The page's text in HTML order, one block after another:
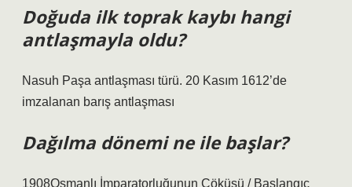
Doğuda ilk toprak kaybı hangi
antlaşmayla oldu?
Nasuh Paşa antlaşması türü. 20 Kasım 1612’de
imzalanan barış antlaşması
Dağılma dönemi ne ile başlar?
1908Osmanlı İmparatorluğunun Çöküşü / Başlangıç ​​